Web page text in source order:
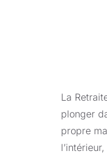
La
plonger
propre